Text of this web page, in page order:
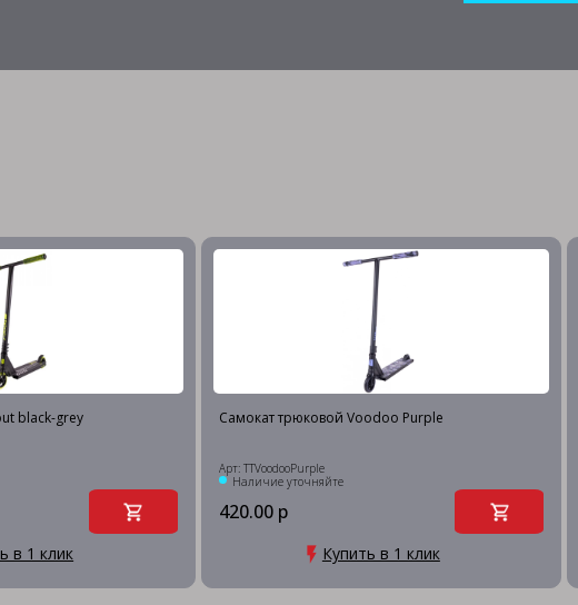
black-grey
в 1 клик
Самокат трюковой Voodoo Purple
Арт: TTVoodooPurple
Наличие уточняйте
420.00 р
Купить в 1 клик